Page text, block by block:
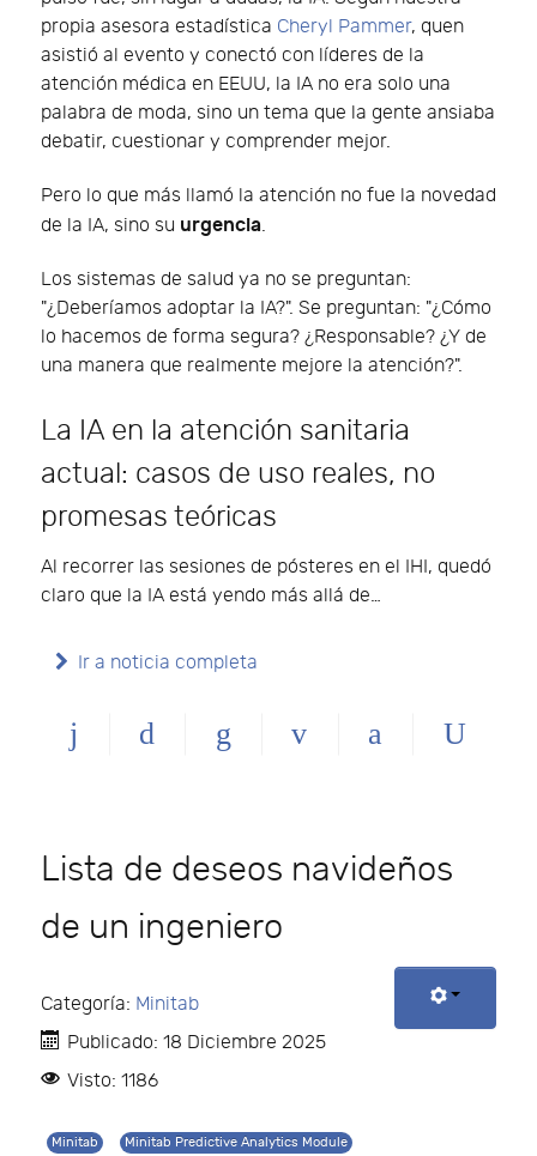
propia asesora estadística Cheryl Pammer, quen
asistió al evento y conectó con líderes de la
atención médica en EEUU, la IA no era solo una
palabra de moda, sino un tema que la gente ansiaba
debatir, cuestionar y comprender mejor.
Pero lo que más llamó la atención no fue la novedad
de la IA, sino su urgencia.
Los sistemas de salud ya no se preguntan:
"¿Deberíamos adoptar la IA?". Se preguntan: "¿Cómo
lo hacemos de forma segura? ¿Responsable? ¿Y de
una manera que realmente mejore la atención?".
La IA en la atención sanitaria
actual: casos de uso reales, no
promesas teóricas
Al recorrer las sesiones de pósteres en el IHI, quedó
claro que la IA está yendo más allá de…
Ir a noticia completa
Lista de deseos navideños
de un ingeniero
Categoría: Minitab
Publicado: 18 Diciembre 2025
Visto: 1186
Minitab
Minitab Predictive Analytics Module